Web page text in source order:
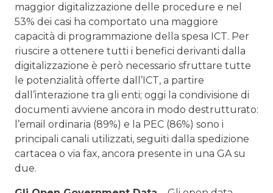
maggior digitalizzazione delle procedure e nel
53% dei casi ha comportato una maggiore
capacità di programmazione della spesa ICT. Per
riuscire a ottenere tutti i benefici derivanti dalla
digitalizzazione è però necessario sfruttare tutte
le potenzialità offerte dall’ICT, a partire
dall’interazione tra gli enti; oggi la condivisione di
documenti avviene ancora in modo destrutturato:
l’email ordinaria (89%) e la PEC (86%) sono i
principali canali utilizzati, seguiti dalla spedizione
cartacea o via fax, ancora presente in una GA su
due.